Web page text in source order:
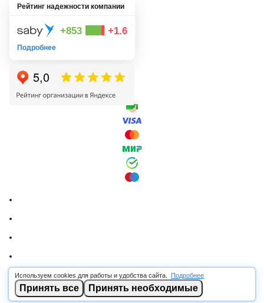
Используем cookies для работы и удобства сайта. Подробнее
Принять все Принять необходимые
Рейтинг надежности компании
+853 +1.6
Подробнее
© 2026 RSCABLE.RU - Оптовая продажа кабеля
ООО «РОСКАБ», ИНН 7802877462, ОГРН